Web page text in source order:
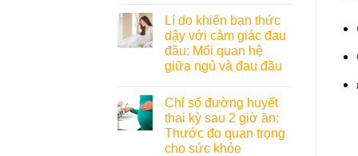
Lí do khiến bạn thức
dậy với cảm giác đau
đầu: Mối quan hệ
giữa ngủ và đau đầu
Chỉ số đường huyết
thai kỳ sau 2 giờ ăn:
Thước đo quan trọng
cho sức khỏe